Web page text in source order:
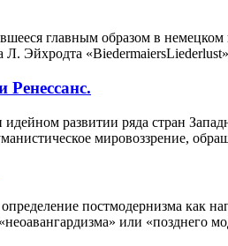
главным образом в
Л. Эйхродта
Ренессанс.
идейном развитии ряда стран
мировоззрение,
постмодернизма как
или «позднего